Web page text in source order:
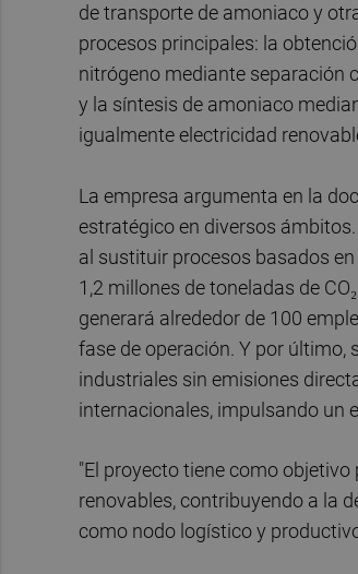
de transporte de amoniaco y
procesos principales: la
nitrógeno mediante separación
y la síntesis de amoniaco
igualmente electricidad
La empresa argumenta en la
estratégico en diversos
al sustituir procesos basados
1,2 millones de toneladas de
generará alrededor de 100
fase de operación. Y por último,
industriales sin emisiones
internacionales, impulsando un
"El proyecto tiene como
renovables, contribuyendo a la
como nodo logístico y